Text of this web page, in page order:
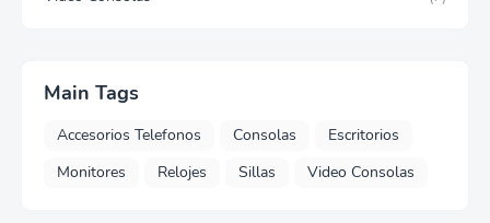
Main Tags
Accesorios Telefonos Consolas
Escritorios
Monitores
Relojes Sillas Video Consolas